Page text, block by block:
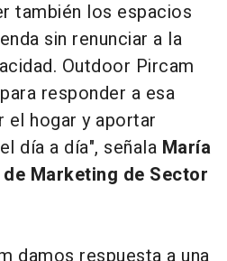
también los espacios
sin renunciar a la
Outdoor Pircam
responder a esa
el hogar y aportar
día a día", señala María
Marketing de Sector